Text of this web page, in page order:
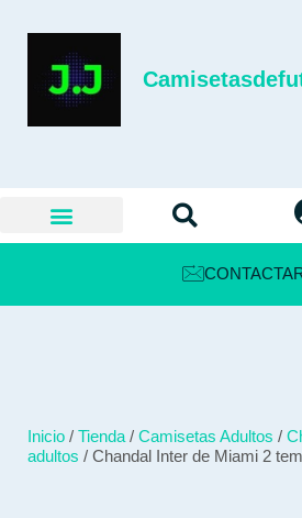
Inicio / Tienda / Camisetas Adultos /
adultos / Chandal Inter de Miami 2